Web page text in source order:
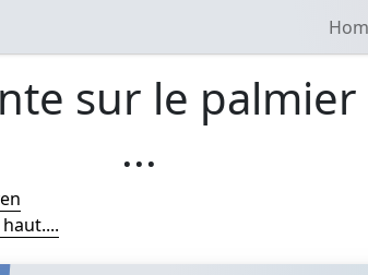
sur le palmier
...